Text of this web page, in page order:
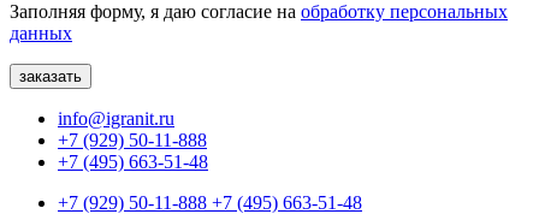
Заполняя форму, я даю согласие на обработку персональных
данных
info@igranit.ru
+7 (929) 50-11-888
+7 (495) 663-51-48
+7 (929) 50-11-888 +7 (495) 663-51-48